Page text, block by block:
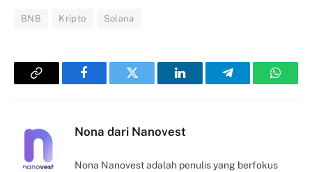
BNB Kripto Solana
Copy
FacebookTwitter LinkedInTelegram
Nona dari Nanovest
Nona Nanovest adalah penulis yang berfokus